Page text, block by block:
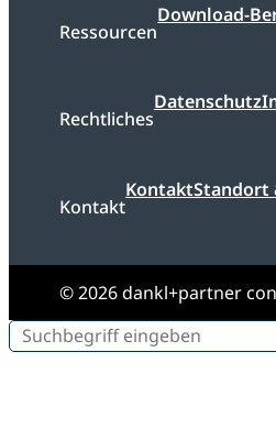
Ressourcen
Download-
Rechtliches
Datenschutz
Kontakt
KontaktStandort
© 2026 dankl+partner